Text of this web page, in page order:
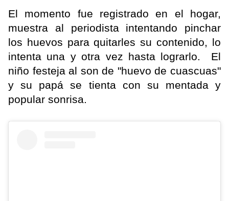
El momento fue registrado en el hogar,
muestra al periodista intentando pinchar
los huevos para quitarles su contenido, lo
intenta una y otra vez hasta lograrlo. El
niño festeja al son de "huevo de cuascuas"
y su papá se tienta con su mentada y
popular sonrisa.